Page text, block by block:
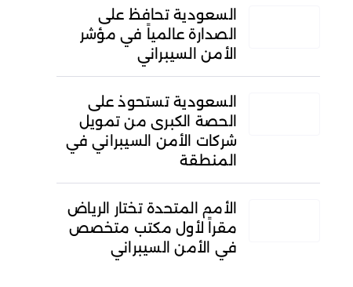
السعودية تحافظ على
الصدارة عالمياً في مؤشر
الأمن السيبراني
السعودية تستحوذ على
الحصة الكبرى من تمويل
شركات الأمن السيبراني في
المنطقة
الأمم المتحدة تختار الرياض
مقراً لأول مكتب متخصص
في الأمن السيبراني